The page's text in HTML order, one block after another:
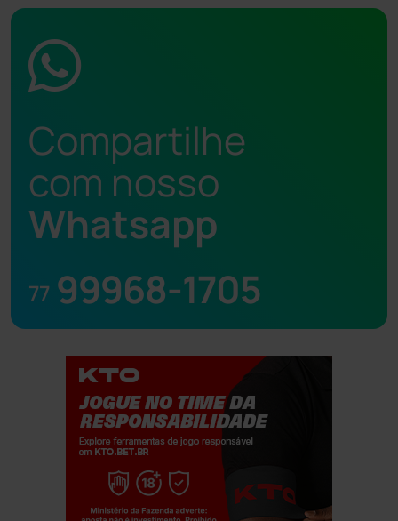
Compartilhe
com nosso
Whatsapp
77 99968-1705